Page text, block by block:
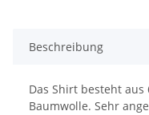
Beschreibung
Das Shirt besteht aus
Baumwolle. Sehr